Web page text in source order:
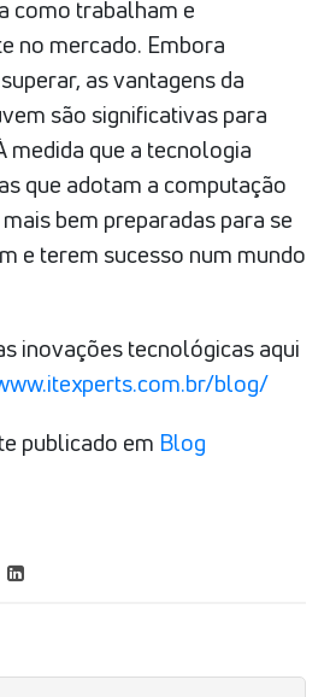
como trabalham e
no mercado. Embora
as vantagens da
são significativas para
medida que a tecnologia
que adotam a computação
bem preparadas para se
e terem sucesso num mundo
inovações tecnológicas aqui
blog/
publicado em Blog